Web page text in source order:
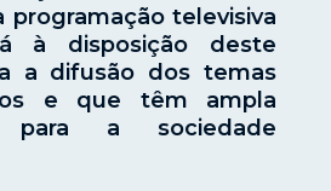
programação televisiva
à disposição deste
a difusão dos temas
e que têm ampla
para a sociedade